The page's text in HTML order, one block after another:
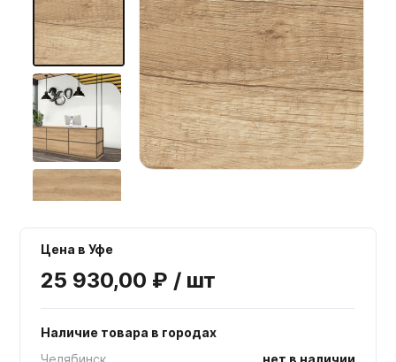
Мебельные образцы, каталоги
Цена в Уфе
25 930,00 ₽ / шт
Наличие товара в городах
Челябинск
нет в наличии